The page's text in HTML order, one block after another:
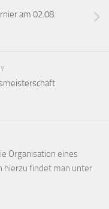
am 02.08.
Organisation eines
hierzu findet man unter